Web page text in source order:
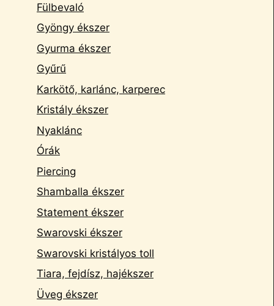
Fülbevaló
Gyöngy ékszer
Gyurma ékszer
Gyűrű
Karkötő, karlánc, karperec
Kristály ékszer
Nyaklánc
Órák
Piercing
Shamballa ékszer
Statement ékszer
Swarovski ékszer
Swarovski kristályos toll
Tiara, fejdísz, hajékszer
Üveg ékszer